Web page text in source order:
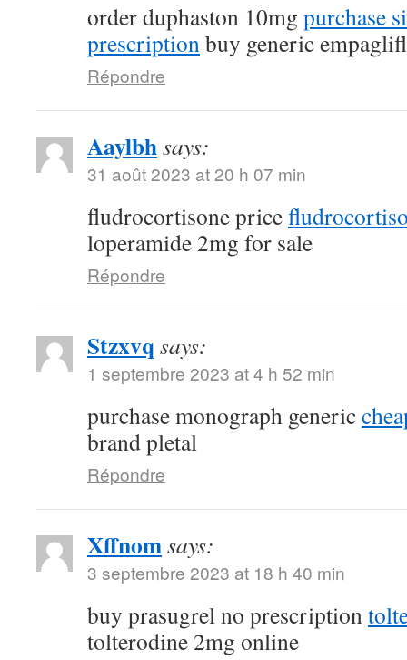
order duphaston 10mg purchase
prescriptionbuy generic
Répondre
Aaylbhsays:
31 août 2023 at 20 h 07 min
fludrocortisone price
loperamide 2mg for sale
Répondre
Stzxvq says:
1 septembre 2023 at 4 h 52 min
purchase monograph generic
brand pletal
Répondre
Xffnomsays:
3 septembre 2023 at 18 h 40 min
buy prasugrel no prescription
tolterodine 2mg online